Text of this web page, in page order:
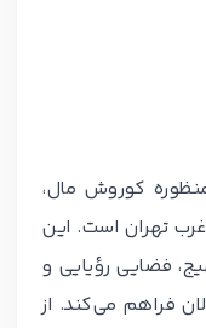
کوروش مال،
تهران است. این
بیش از 110 بازی مهیج، فضایی رؤیایی و
فراهم می‌کند. از